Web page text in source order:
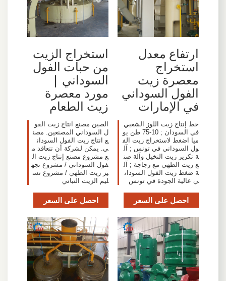
ارتفاع معدل
استخراج
معصرة زيت
الفول السوداني
في الإمارات
خط إنتاج زيت اللوز الشعبي
في السودان ; 10-75 طن يو
ميا اضغط لاستخراج زيت الف
ول السوداني في تونس ; آل
ة تكرير زيت النخيل وآلة صن
ع زيت الطهي مع زجاجة ; آل
ة ضغط زيت الفول السودان
ي عالية الجودة في تونس
احصل على السعر
استخراج الزيت
من حبات الفول
السوداني |
مورد معصرة
زيت الطعام
الصين مصنع انتاج زيت الفو
ل السوداني المصنعين. مصن
ع انتاج زيت الفول السودان
ي. يمكن لشركة أن تتعاقد م
ع مشروع مصنع إنتاج زيت ال
فول السوداني / مشروع تجه
يز زيت الطهي / مشروع تس
ليم الزيت النباتي
احصل على السعر